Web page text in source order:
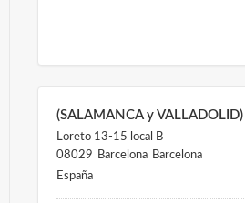
(SALAMANCA y
Loreto 13-15 local B
08029
Barcelona Barcelona
España